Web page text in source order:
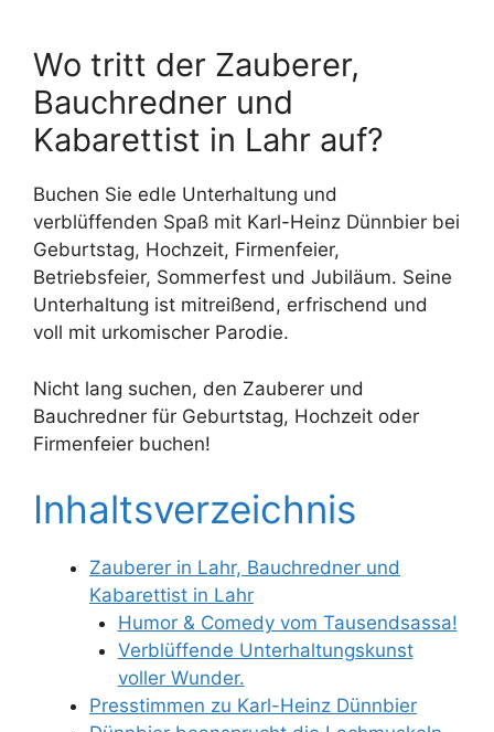
Wo tritt der Zauberer,
Bauchredner und
Kabarettist in Lahr auf?
Buchen Sie edle Unterhaltung und
verblüffenden Spaß mit Karl-Heinz Dünnbier bei
Geburtstag, Hochzeit, Firmenfeier,
Betriebsfeier, Sommerfest und Jubiläum. Seine
Unterhaltung ist mitreißend, erfrischend und
voll mit urkomischer Parodie.
Nicht lang suchen, den Zauberer und
Bauchredner für Geburtstag, Hochzeit oder
Firmenfeier buchen!
Inhaltsverzeichnis
Zauberer in Lahr, Bauchredner und
Kabarettist in Lahr
Humor & Comedy vom Tausendsassa!
Verblüffende Unterhaltungskunst
voller Wunder.
Presstimmen zu Karl-Heinz Dünnbier